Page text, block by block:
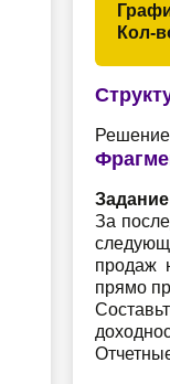
Кол-
За
продаж
прямо